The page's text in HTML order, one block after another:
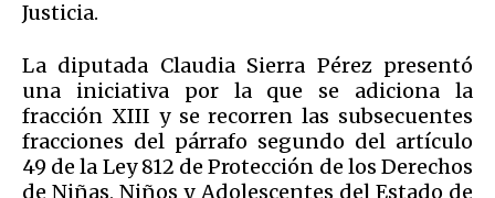
Justicia.
La diputada Claudia Sierra Pérez presentó
una iniciativa por la que se adiciona la
fracción XIII y se recorren las subsecuentes
fracciones del párrafo segundo del artículo
49 de la Ley 812 de Protección de los Derechos
de Niñas, Niños y Adolescentes del Estado de